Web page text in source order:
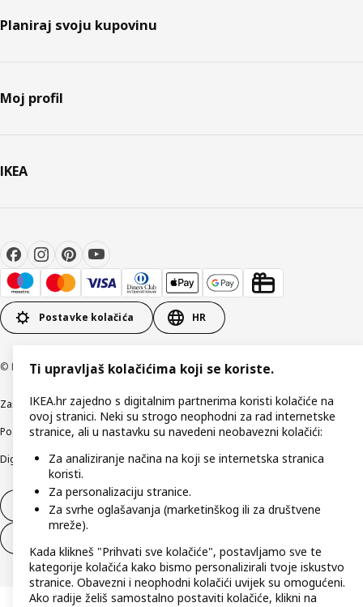
Planiraj svoju kupovinu
Moj profil
IKEA
Postavke kolačića HR
© Inter IKEA Systems B.V 1999-2026
Zaštita privatnostiKako koristimo kolačiće (Cookies) Uvjeti poslovanja
Podaci o tvrtki IKEA HrvatskaEtično otkrivanje sigurnosnih nedostataka
Digitalna pristupačnost
Jednostrani raskid ugovora
Ti upravljaš kolačićima koji se koriste.
IKEA.hr zajedno s digitalnim partnerima koristi kolačiće na
ovoj stranici. Neki su strogo neophodni za rad internetske
stranice, ali u nastavku su navedeni neobavezni kolačići:
Za analiziranje načina na koji se internetska stranica
koristi.
Za personalizaciju stranice.
Za svrhe oglašavanja (marketinškog ili za društvene
mreže).
Kada klikneš "Prihvati sve kolačiće", postavljamo sve te
kategorije kolačića kako bismo personalizirali tvoje iskustvo
stranice. Obavezni i neophodni kolačići uvijek su omogućeni.
Ako radije želiš samostalno postaviti kolačiće, klikni na